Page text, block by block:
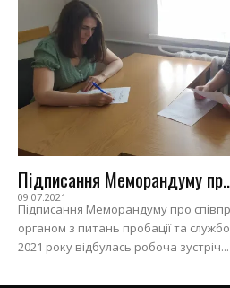
Підписання Меморандуму
09.07.2021
Підписання Меморандуму про
органом з питань пробації та
2021 року відбулась робоча зустріч...